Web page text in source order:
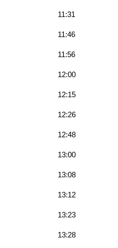
11:31
11:46
11:56
12:00
12:15
12:26
12:48
13:00
13:08
13:12
13:23
13:28